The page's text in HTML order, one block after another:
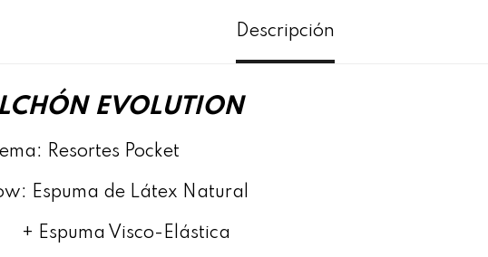
Descripción
EVOLUTION
Resortes Pocket
Espuma de Látex Natural
Visco-Elástica